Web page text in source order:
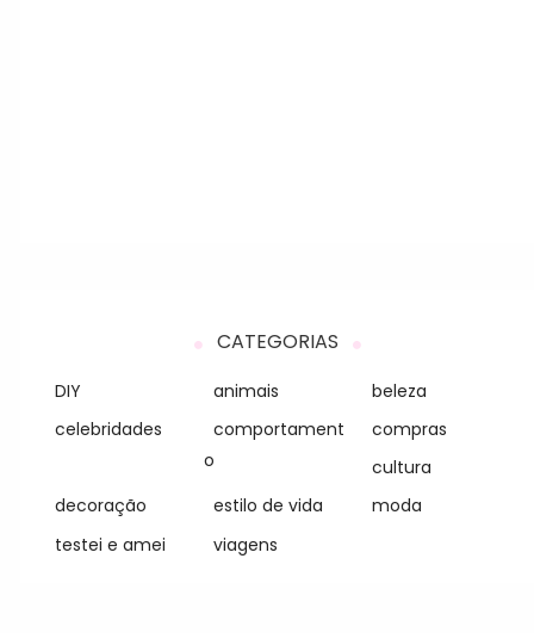
CATEGORIAS
DIY animais
beleza
celebridades
comportament
o
compras
cultura
decoração
estilo de vida
moda
testei e amei
viagens